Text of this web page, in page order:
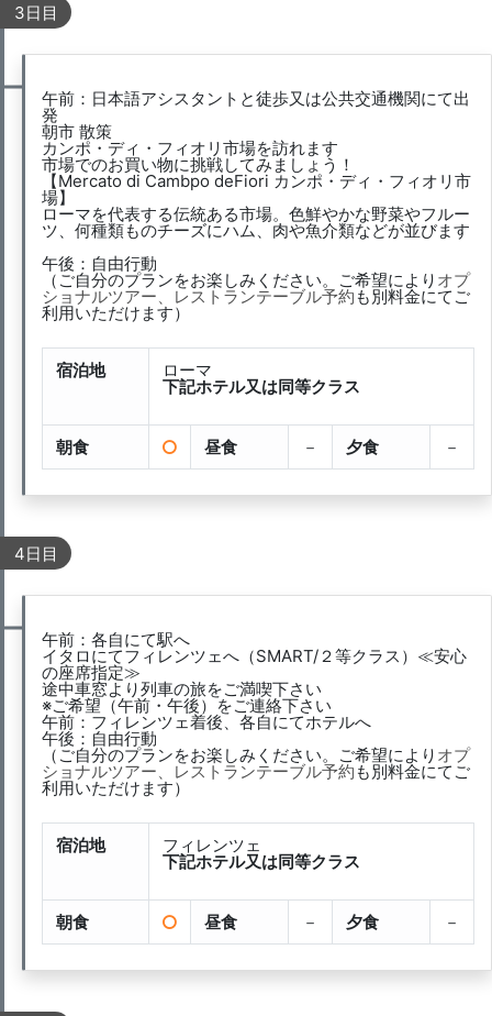
3日目
午前：日本語アシスタントと徒歩又は公共交通機関にて出
発
朝市 散策
カンポ・ディ・フィオリ市場を訪れます
市場でのお買い物に挑戦してみましょう！
【Mercato di Cambpo deFiori カンポ・ディ・フィオリ市
場】
ローマを代表する伝統ある市場。色鮮やかな野菜やフルー
ツ、何種類ものチーズにハム、肉や魚介類などが並びます
午後：自由行動
（ご自分のプランをお楽しみください。ご希望により オプ
ショナルツアー、レストランテーブル予約 も別料金にてご
利用いただけます）
宿泊地 ローマ
下記ホテル又は同等クラス
朝食 昼食 － 夕食 －
4日目
午前：各自にて駅へ
イタロにてフィレンツェへ（SMART/２等クラス）≪安心
の座席指定≫
途中車窓より列車の旅をご満喫下さい
※ご希望（午前・午後）をご連絡下さい
午前：フィレンツェ着後、各自にてホテルへ
午後：自由行動
（ご自分のプランをお楽しみください。ご希望により オプ
ショナルツアー、レストランテーブル予約 も別料金にてご
利用いただけます）
宿泊地 フィレンツェ
下記ホテル又は同等クラス
朝食 昼食 － 夕食 －